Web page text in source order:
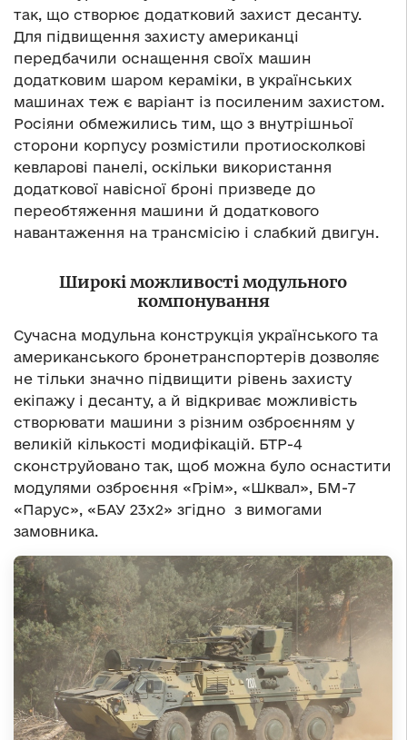
так, що створює додатковий захист десанту.
Для підвищення захисту американці
передбачили оснащення своїх машин
додатковим шаром кераміки, в українських
машинах теж є варіант із посиленим захистом.
Росіяни обмежились тим, що з внутрішньої
сторони корпусу розмістили протиосколкові
кевларові панелі, оскільки використання
додаткової навісної броні призведе до
переобтяження машини й додаткового
навантаження на трансмісію і слабкий двигун.
Широкі можливості модульного
компонування
Сучасна модульна конструкція українського та
американського бронетранспортерів дозволяє
не тільки значно підвищити рівень захисту
екіпажу і десанту, а й відкриває можливість
створювати машини з різним озброєнням у
великій кількості модифікацій. БТР-4
сконструйовано так, щоб можна було оснастити
модулями озброєння «Грім», «Шквал», БМ-7
«Парус», «БАУ 23х2» згідно з вимогами
замовника.